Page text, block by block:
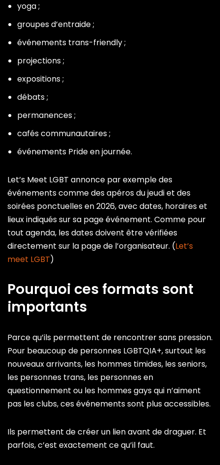
yoga ;
groupes d’entraide ;
événements trans-friendly ;
projections ;
expositions ;
débats ;
permanences ;
cafés communautaires ;
événements Pride en journée.
Let’s Meet LGBT annonce par exemple des
événements comme des apéros du jeudi et des
soirées ponctuelles en 2026, avec dates, horaires et
lieux indiqués sur sa page événement. Comme pour
tout agenda, les dates doivent être vérifiées
directement sur la page de l’organisateur. (Let’s
meet LGBT)
Pourquoi ces formats sont
importants
Parce qu’ils permettent de rencontrer sans pression.
Pour beaucoup de personnes LGBTQIA+, surtout les
nouveaux arrivants, les hommes timides, les seniors,
les personnes trans, les personnes en
questionnement ou les hommes gays qui n’aiment
pas les clubs, ces événements sont plus accessibles.
Ils permettent de créer un lien avant de draguer. Et
parfois, c’est exactement ce qu’il faut.